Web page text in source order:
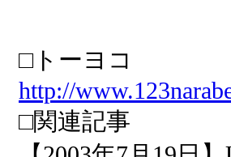
□トーヨコ
http://
□関連記事